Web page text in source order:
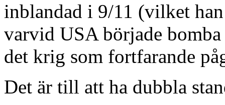
inblandad i 9/11 (vilket
varvid USA började
det krig som fortfarande
Det är till att ha dubbla